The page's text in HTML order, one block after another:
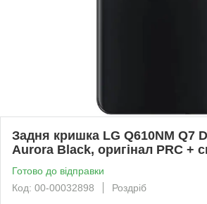
Задня кришка LG Q610NM Q7
Aurora Black, оригінал PRC +
Готово до відправки
Код: 00-00032898
Роздріб